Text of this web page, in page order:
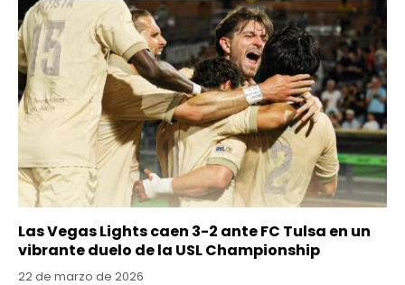
Las Vegas Lights caen 3-2 ante FC Tulsa en un
vibrante duelo de la USL Championship
22 de marzo de 2026